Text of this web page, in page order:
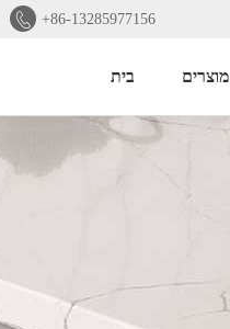
 +86-13285977156
בית מוצרים